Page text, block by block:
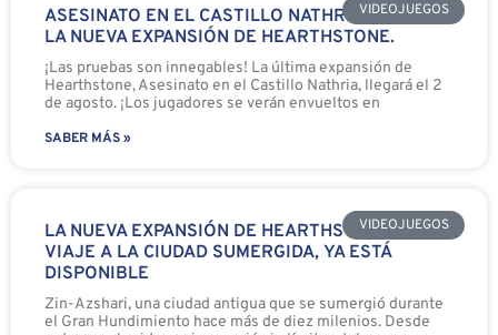
VIDEOJUEGOS
ASESINATO EN EL CASTILLO NATHRIA: CONOCE
LA NUEVA EXPANSIÓN DE HEARTHSTONE.
¡Las pruebas son innegables! La última expansión de
Hearthstone, Asesinato en el Castillo Nathria, llegará el 2
de agosto. ¡Los jugadores se verán envueltos en
SABER MÁS »
VIDEOJUEGOS
LA NUEVA EXPANSIÓN DE HEARTHSTONE
VIAJE A LA CIUDAD SUMERGIDA, YA ESTÁ
DISPONIBLE
Zin-Azshari, una ciudad antigua que se sumergió durante
el Gran Hundimiento hace más de diez milenios. Desde